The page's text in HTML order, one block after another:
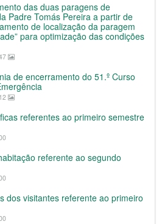
das duas paragens de
Padre Tomás Pereira a partir de
de localização da paragem
para optimização das condições
de encerramento do 51.º Curso
referentes ao primeiro semestre
referente ao segundo
dos visitantes referente ao primeiro